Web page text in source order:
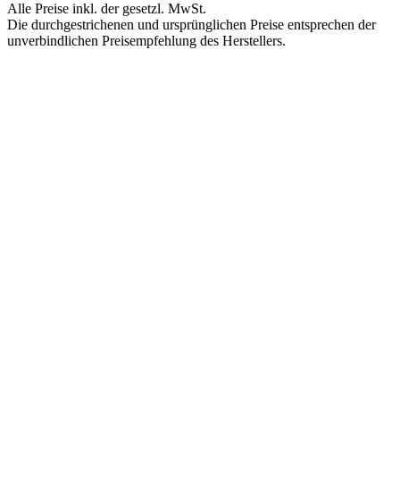
Alle Preise inkl. der gesetzl. MwSt.
Die durchgestrichenen und ursprünglichen Preise entsprechen der
unverbindlichen Preisempfehlung des Herstellers.